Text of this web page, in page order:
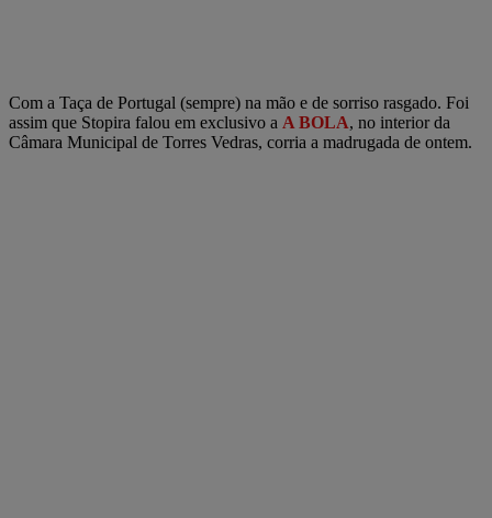
Com a Taça de Portugal (sempre) na mão e de sorriso rasgado. Foi
assim que Stopira falou em exclusivo a A BOLA, no interior da
Câmara Municipal de Torres Vedras, corria a madrugada de ontem.